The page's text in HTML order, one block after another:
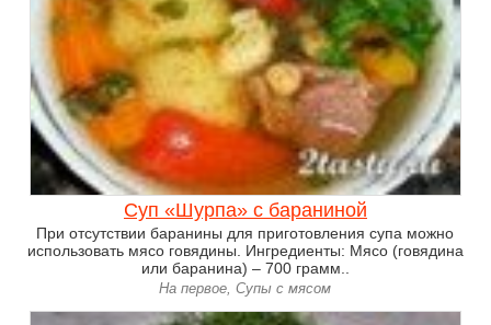
Суп «Шурпа» с бараниной
При отсутствии баранины для приготовления супа можно
использовать мясо говядины. Ингредиенты: Мясо (говядина
или баранина) – 700 грамм..
На первое, Супы с мясом